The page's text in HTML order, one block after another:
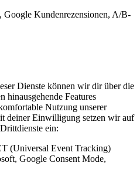
Kundenrezensionen, A/B-
Dienste können wir dir über die
hinausgehende Features
Nutzung unserer
deiner Einwilligung setzen wir auf
ein:
(Universal Event Tracking)
Google Consent Mode,